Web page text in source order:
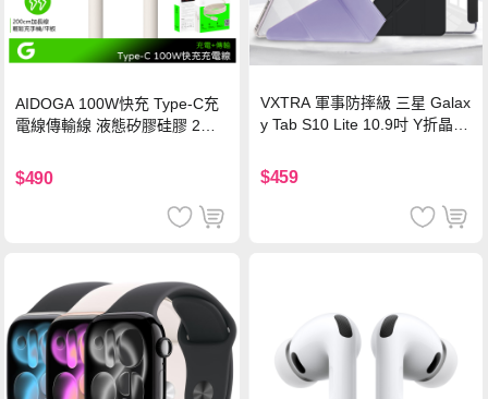
AIDOGA 100W快充 Type-C充
電線傳輸線 液態矽膠硅膠 2M
$490
VXTRA 軍事防摔級 三星 Galax
y Tab S10 Lite 10.9吋 Y折晶透
$459